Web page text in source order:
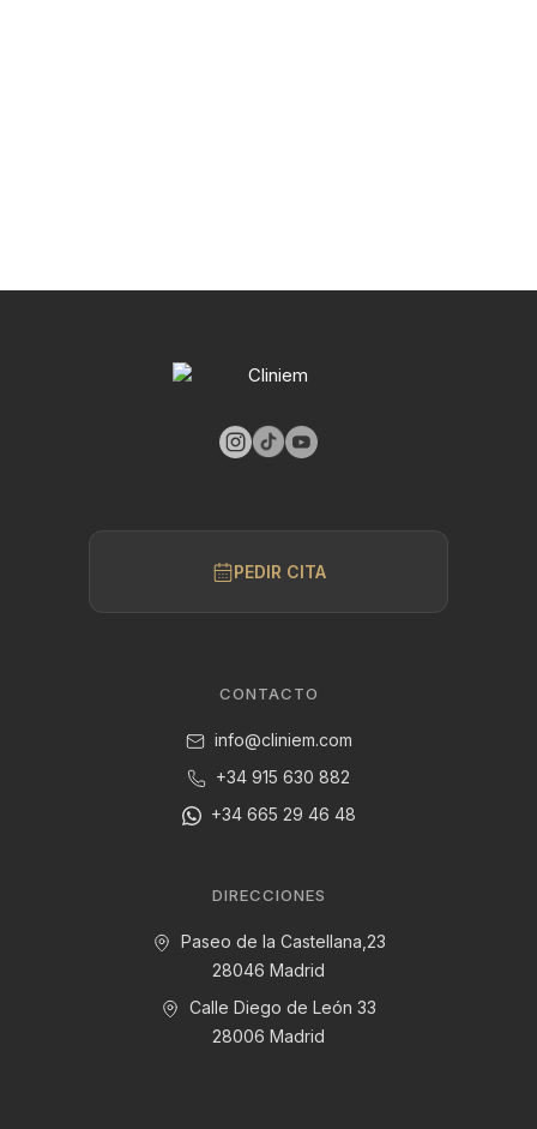
PEDIR CITA
CONTACTO
info@cliniem.com
+34 915 630 882
+34 665 29 46 48
DIRECCIONES
Paseo de la Castellana,23
28046 Madrid
Calle Diego de León 33
28006 Madrid